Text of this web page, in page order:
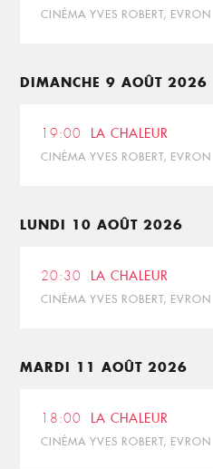
CINÉMA YVES ROBERT, EVRON
DIMANCHE 9 AOÛT 2026
19:00 LA CHALEUR
CINÉMA YVES ROBERT, EVRON
LUNDI 10 AOÛT 2026
20:30 LA CHALEUR
CINÉMA YVES ROBERT, EVRON
MARDI 11 AOÛT 2026
18:00 LA CHALEUR
CINÉMA YVES ROBERT, EVRON